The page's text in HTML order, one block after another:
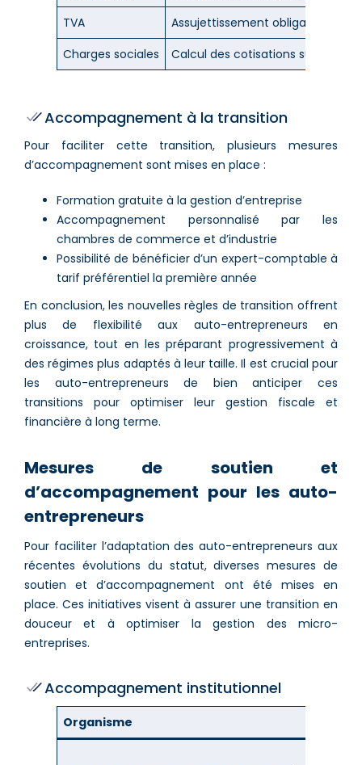
TVA
Assujettissement obligatoire à la
Charges sociales
Calcul des cotisations sur le
Accompagnement à la transition
Pour faciliter cette transition, plusieurs mesures
d’accompagnement sont mises en place :
Formation gratuite à la gestion d’entreprise
Accompagnement personnalisé par les
chambres de commerce et d’industrie
Possibilité de bénéficier d’un expert-comptable à
tarif préférentiel la première année
En conclusion, les nouvelles règles de transition offrent
plus de flexibilité aux auto-entrepreneurs en
croissance, tout en les préparant progressivement à
des régimes plus adaptés à leur taille. Il est crucial pour
les auto-entrepreneurs de bien anticiper ces
transitions pour optimiser leur gestion fiscale et
financière à long terme.
Mesures de soutien et
d’accompagnement pour les auto-
entrepreneurs
Pour faciliter l’adaptation des auto-entrepreneurs aux
récentes évolutions du statut, diverses mesures de
soutien et d’accompagnement ont été mises en
place. Ces initiatives visent à assurer une transition en
douceur et à optimiser la gestion des micro-
entreprises.
Accompagnement institutionnel
Organisme